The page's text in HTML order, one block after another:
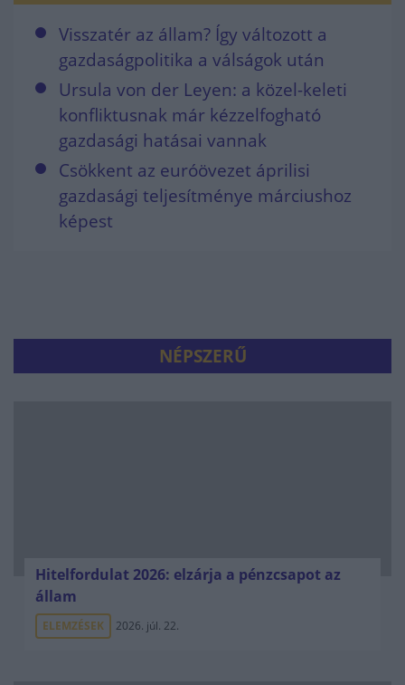
Visszatér az állam? Így változott a
gazdaságpolitika a válságok után
Ursula von der Leyen: a közel-keleti
konfliktusnak már kézzelfogható
gazdasági hatásai vannak
Csökkent az euróövezet áprilisi
gazdasági teljesítménye márciushoz
képest
NÉPSZERŰ
Hitelfordulat 2026: elzárja a pénzcsapot az
állam
ELEMZÉSEK 2026. júl. 22.